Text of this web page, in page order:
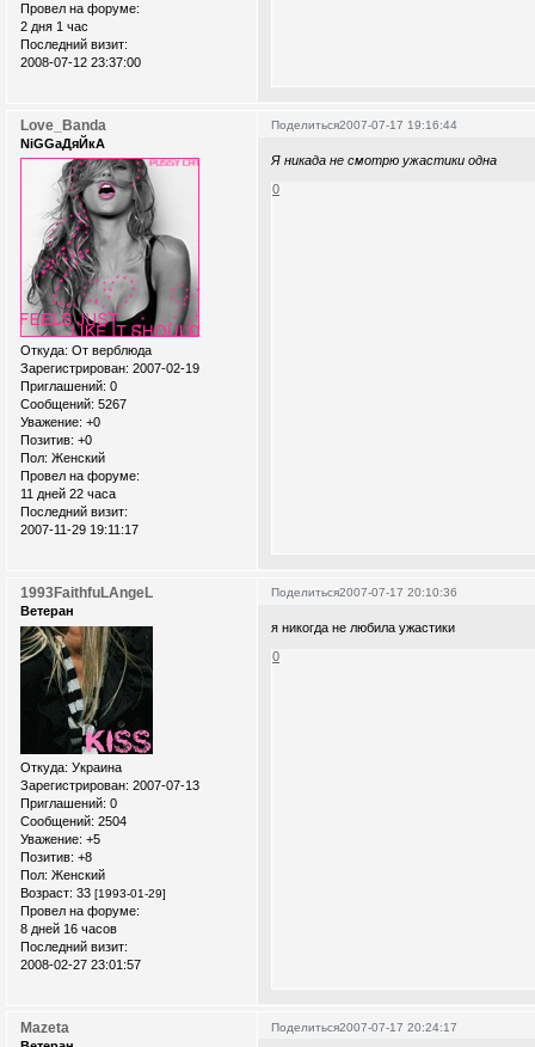
Провел на форуме:
2 дня 1 час
Последний визит:
2008-07-12 23:37:00
Поделиться2007-07-17 19:16:44
Love_Banda
NiGGaДяЙкА
Откуда: От верблюда
Зарегистрирован: 2007-02-19
Приглашений: 0
Сообщений: 5267
Уважение: +0
Позитив: +0
Пол: Женский
Провел на форуме:
11 дней 22 часа
Последний визит:
2007-11-29 19:11:17
Я никада не смотрю ужастики одна
0
Поделиться2007-07-17 20:10:36
1993FaithfuLAngeL
Ветеран
Откуда: Украина
Зарегистрирован: 2007-07-13
Приглашений: 0
Сообщений: 2504
Уважение: +5
Позитив: +8
Пол: Женский
Возраст: 33 [1993-01-29]
Провел на форуме:
8 дней 16 часов
Последний визит:
2008-02-27 23:01:57
я никогда не любила ужастики
0
Поделиться2007-07-17 20:24:17
Mazeta